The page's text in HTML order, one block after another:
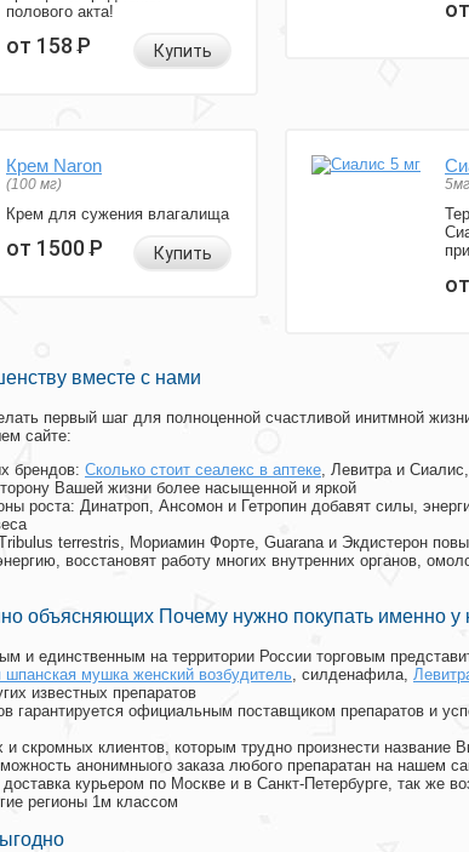
полового акта!
от 158Р Купить
Крем Naron
(100 мг)
Крем для сужения влагалища
от 1500Р Купить
5мг
вместе с нами
первый шаг для полноценной счастливой инитмной
сайте:
брендов: Сколько стоит сеалекс в аптеке, Левитра и
Вашей жизни более насыщенной и яркой
роста: Динатроп, Ансомон и Гетропин добавят силы,
terrestris, Мориамин Форте, Guarana и Экдистерон
восстановят работу многих внутренних органов,
объясняющих Почему нужно покупать именно у
и единственным на территории России торговым
шпанская мушка женский возбудитель, силденафила,
известных препаратов
гарантируется официальным поставщиком препаратов и
скромных клиентов, которым трудно произнести название
анонимныого заказа любого препаратан на нашем
курьером по Москве и в Санкт-Петербурге, так же
регионы 1м классом